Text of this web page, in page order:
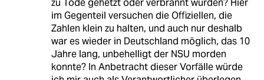
zu Tode gehetzt oder verbrannt wurden? Hier
im Gegenteil versuchen die Offiziellen, die
Zahlen klein zu halten, und auch nur deshalb
war es wieder in Deutschland möglich, das 10
Jahre lang, unbehelligt der NSU morden
konnte? In Anbetracht dieser Vorfälle würde